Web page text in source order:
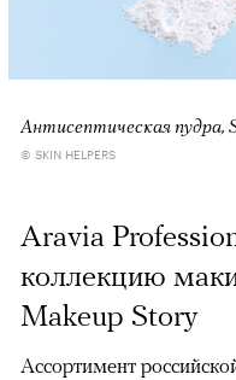
Антисептическая пудра,
© SKIN HELPERS
Aravia
коллекцию
Makeup Story
Ассортимент